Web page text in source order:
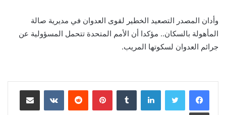
وأدان المصدر التصعيد الخطير لقوى العدوان في مديرية صالة
المأهولة بالسكان.. مؤكدا أن الأمم المتحدة تتحمل المسؤولية عن
جرائم العدوان لسكوتها المريب.
لينكدإن بينتيريست